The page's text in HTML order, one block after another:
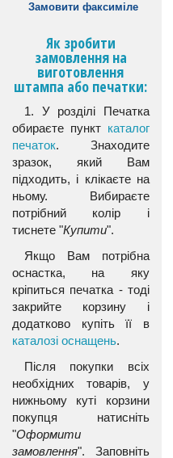
Замовити факсиміле
Як зробити
замовлення на
виготовлення
штампа або печатки:
1. У розділі Печатка
обираєте пункт каталог
печаток. Знаходите
зразок, який Вам
підходить, і клікаєте на
ньому. Вибираєте
потрібний колір і
тиснете "Купити".
Якщо Вам потрібна
оснастка, на яку
кріпиться печатка - тоді
закрийте корзину і
додатково купіть її в
каталозі оснащень.
Після покупки всіх
необхідних товарів, у
нижньому куті корзини
покупця натисніть
"Оформити
замовлення". Заповніть